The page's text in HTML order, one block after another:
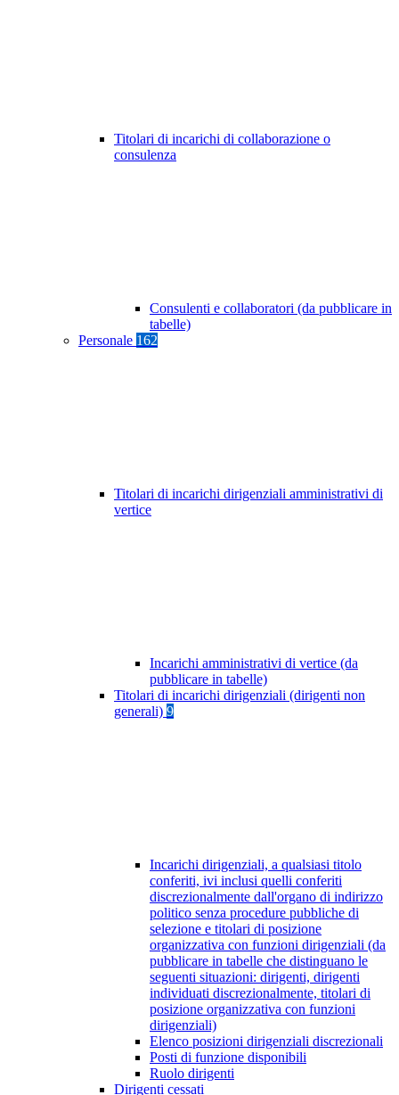
Titolari di incarichi di collaborazione o
consulenza
Consulenti e collaboratori (da pubblicare in
tabelle)
Personale 162
Titolari di incarichi dirigenziali amministrativi di
vertice
Incarichi amministrativi di vertice (da
pubblicare in tabelle)
Titolari di incarichi dirigenziali (dirigenti non
generali) 9
Incarichi dirigenziali, a qualsiasi titolo
conferiti, ivi inclusi quelli conferiti
discrezionalmente dall'organo di indirizzo
politico senza procedure pubbliche di
selezione e titolari di posizione
organizzativa con funzioni dirigenziali (da
pubblicare in tabelle che distinguano le
seguenti situazioni: dirigenti, dirigenti
individuati discrezionalmente, titolari di
posizione organizzativa con funzioni
dirigenziali)
Elenco posizioni dirigenziali discrezionali
Posti di funzione disponibili
Ruolo dirigenti
Dirigenti cessati